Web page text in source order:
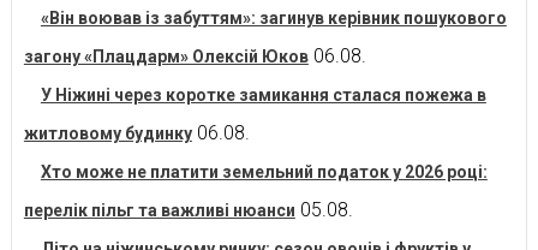
«Він воював із забуттям»: загинув керівник пошукового
загону «Плацдарм» Олексій Юков 06.08.
У Ніжині через коротке замикання сталася пожежа в
житловому будинку 06.08.
Хто може не платити земельний податок у 2026 році:
перелік пільг та важливі нюанси 05.08.